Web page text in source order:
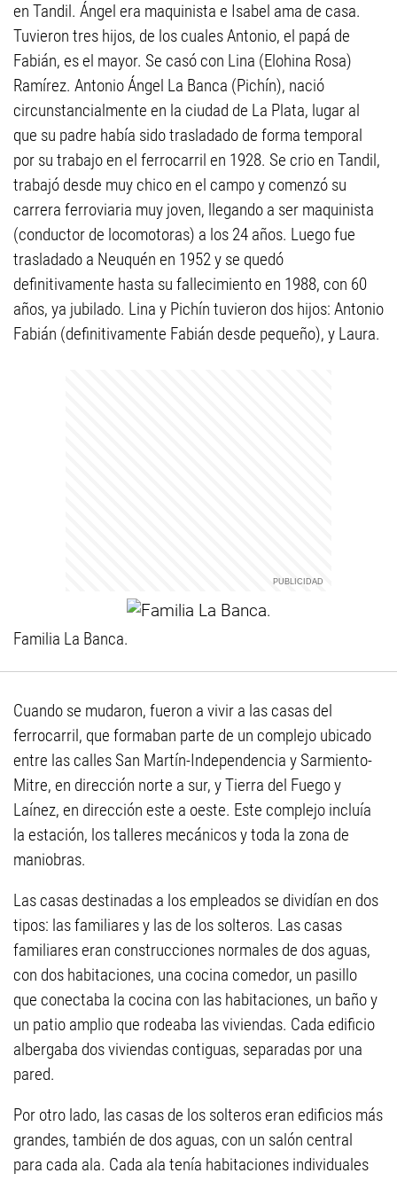
en Tandil. Ángel era maquinista e Isabel ama de casa.
Tuvieron tres hijos, de los cuales Antonio, el papá de
Fabián, es el mayor. Se casó con Lina (Elohina Rosa)
Ramírez. Antonio Ángel La Banca (Pichín), nació
circunstancialmente en la ciudad de La Plata, lugar al
que su padre había sido trasladado de forma temporal
por su trabajo en el ferrocarril en 1928. Se crio en Tandil,
trabajó desde muy chico en el campo y comenzó su
carrera ferroviaria muy joven, llegando a ser maquinista
(conductor de locomotoras) a los 24 años. Luego fue
trasladado a Neuquén en 1952 y se quedó
definitivamente hasta su fallecimiento en 1988, con 60
años, ya jubilado. Lina y Pichín tuvieron dos hijos: Antonio
Fabián (definitivamente Fabián desde pequeño), y Laura.
Familia La Banca.
Cuando se mudaron, fueron a vivir a las casas del
ferrocarril, que formaban parte de un complejo ubicado
entre las calles San Martín-Independencia y Sarmiento-
Mitre, en dirección norte a sur, y Tierra del Fuego y
Laínez, en dirección este a oeste. Este complejo incluía
la estación, los talleres mecánicos y toda la zona de
maniobras.
Las casas destinadas a los empleados se dividían en dos
tipos: las familiares y las de los solteros. Las casas
familiares eran construcciones normales de dos aguas,
con dos habitaciones, una cocina comedor, un pasillo
que conectaba la cocina con las habitaciones, un baño y
un patio amplio que rodeaba las viviendas. Cada edificio
albergaba dos viviendas contiguas, separadas por una
pared.
Por otro lado, las casas de los solteros eran edificios más
grandes, también de dos aguas, con un salón central
para cada ala. Cada ala tenía habitaciones individuales